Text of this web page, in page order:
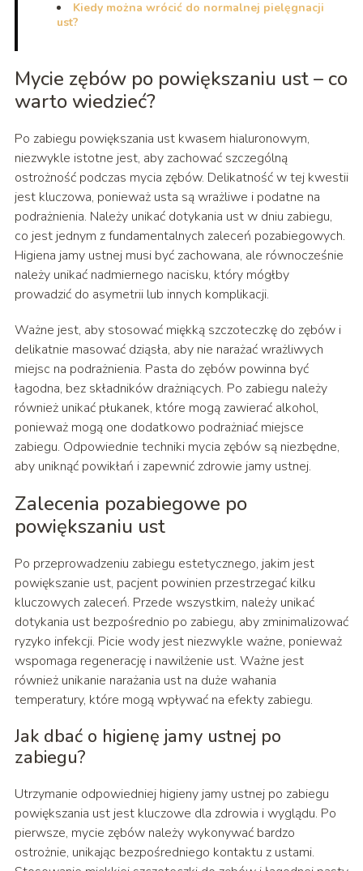
Kiedy można wrócić do normalnej pielęgnacji
ust?
Mycie zębów po powiększaniu ust – co
warto wiedzieć?
Po zabiegu powiększania ust kwasem hialuronowym,
niezwykle istotne jest, aby zachować szczególną
ostrożność podczas mycia zębów. Delikatność w tej kwestii
jest kluczowa, ponieważ usta są wrażliwe i podatne na
podrażnienia. Należy unikać dotykania ust w dniu zabiegu,
co jest jednym z fundamentalnych zaleceń pozabiegowych.
Higiena jamy ustnej musi być zachowana, ale równocześnie
należy unikać nadmiernego nacisku, który mógłby
prowadzić do asymetrii lub innych komplikacji.
Ważne jest, aby stosować miękką szczoteczkę do zębów i
delikatnie masować dziąsła, aby nie narażać wrażliwych
miejsc na podrażnienia. Pasta do zębów powinna być
łagodna, bez składników drażniących. Po zabiegu należy
również unikać płukanek, które mogą zawierać alkohol,
ponieważ mogą one dodatkowo podrażniać miejsce
zabiegu. Odpowiednie techniki mycia zębów są niezbędne,
aby uniknąć powikłań i zapewnić zdrowie jamy ustnej.
Zalecenia pozabiegowe po
powiększaniu ust
Po przeprowadzeniu zabiegu estetycznego, jakim jest
powiększanie ust, pacjent powinien przestrzegać kilku
kluczowych zaleceń. Przede wszystkim, należy unikać
dotykania ust bezpośrednio po zabiegu, aby zminimalizować
ryzyko infekcji. Picie wody jest niezwykle ważne, ponieważ
wspomaga regenerację i nawilżenie ust. Ważne jest
również unikanie narażania ust na duże wahania
temperatury, które mogą wpływać na efekty zabiegu.
Jak dbać o higienę jamy ustnej po
zabiegu?
Utrzymanie odpowiedniej higieny jamy ustnej po zabiegu
powiększania ust jest kluczowe dla zdrowia i wyglądu. Po
pierwsze, mycie zębów należy wykonywać bardzo
ostrożnie, unikając bezpośredniego kontaktu z ustami.